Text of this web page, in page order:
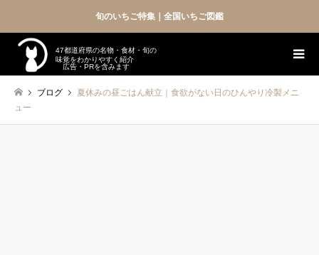
旬のいちご特集｜全国いちご図鑑
47都道府県の名物・食材・旬の
味覚をわかりやすく紹介
広告・PRを含みます
ブログ
夏休みの昼ごはん献立｜食欲がない日のひんやり冷製メニ
ュー